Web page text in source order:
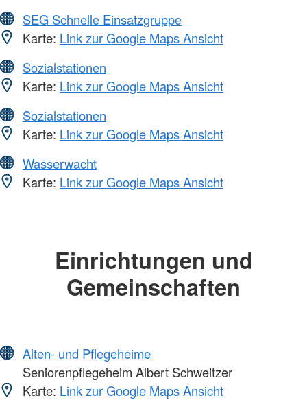
SEG Schnelle Einsatzgruppe
Karte: Link zur Google Maps Ansicht
Sozialstationen
Karte: Link zur Google Maps Ansicht
Sozialstationen
Karte: Link zur Google Maps Ansicht
Wasserwacht
Karte: Link zur Google Maps Ansicht
Einrichtungen und
Gemeinschaften
Alten- und Pflegeheime
Seniorenpflegeheim Albert Schweitzer
Karte: Link zur Google Maps Ansicht